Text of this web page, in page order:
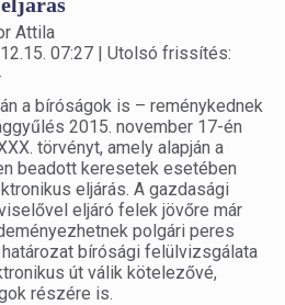
Attila
07:27 | Utolsó frissítés:
a bíróságok is – reménykednek
2015. november 17-én
törvényt, amely alapján a
beadott keresetek esetében
eljárás. A gazdasági
eljáró felek jövőre már
polgári peres
bírósági felülvizsgálata
út válik kötelezővé,
részére is.